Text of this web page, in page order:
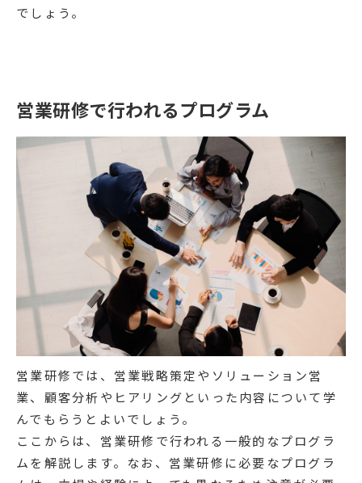
でしょう。
営業研修で行われるプログラム
営業研修では、営業戦略策定やソリューション営
業、顧客分析やヒアリングといった内容について学
んでもらうとよいでしょう。
ここからは、営業研修で行われる一般的なプログラ
ムを解説します。なお、営業研修に必要なプログラ